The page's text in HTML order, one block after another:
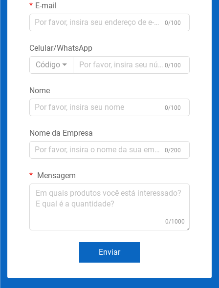
E-mail
0/100
Celular/WhatsApp
Código
0/100
Nome
0/100
Nome da Empresa
0/200
Mensagem
0/1000
Enviar